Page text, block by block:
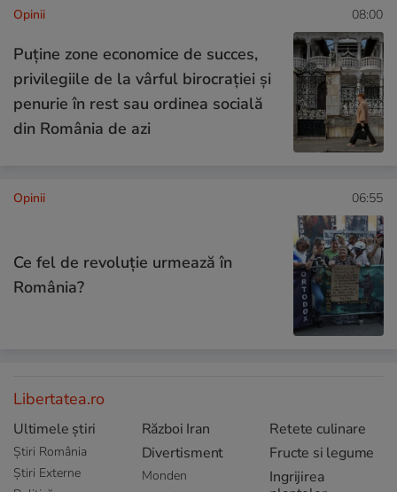
Opinii 08:00
Puține zone economice de succes,
privilegiile de la vârful birocrației și
penurie în rest sau ordinea socială
din România de azi
Opinii 06:55
Ce fel de revoluție urmează în
România?
Libertatea.ro
Ultimele știri
Știri România
Știri Externe
Război Iran
Divertisment
Monden
Retete culinare
Fructe si legume
Ingrijirea